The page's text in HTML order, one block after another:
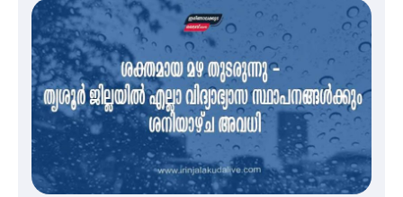
സെന്റ് ജോസഫ്സ് കോളജ്
കോമേഴ്‌സ് അസോസിയേഷന്
തുടക്കമായി
കോമേഴ്സ് എക്സ്പോയുമായി
എസ് എൻ ഹയർ സെക്കൻഡറി
വിദ്യാർത്ഥികൾ